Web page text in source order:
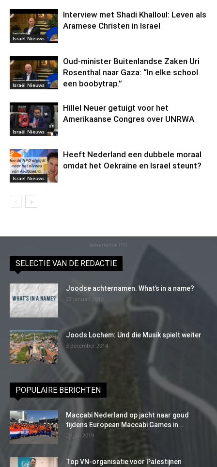
Israël Nieuws
Interview met Shadi Khalloul: Leven als
Aramese Christen in Israel
Israël Nieuws
Oud-minister Buitenlandse Zaken Uri
Rosenthal naar Gaza: “In elke school
een boobytrap.”
Israël Nieuws
Hillel Neuer getuigt voor het
Amerikaanse Congres over UNRWA
Israël Nieuws
Heeft Nederland een dubbele moraal
omdat het Oekraïne en Israel steunt?
Advertentie (11)
SELECTIE VAN DE REDACTIE
Joodse achternamen. What’s in a name?
22 januari 2016
Joods Lochem: Und die Musik spielt weiter
3 december 2014
POPULAIRE BERICHTEN
Maccabi Nederland op jacht naar goud
tijdens European Maccabi Games in...
29 juli 2019
Top VN-organisatie voor Palestijnen